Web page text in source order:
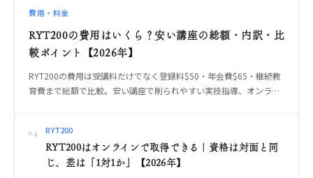
費用・料金
RYT200の費用はいくら？安い講座の総額・内訳・比
較ポイント【2026年】
RYT200の費用は受講料だけでなく登録料$50・年会費$65・継続教
育費まで総額で比較。安い講座で削られやすい実技指導、オンライ
04 RYT200
RYT200はオンラインで取得できる｜資格は対面と同
じ、差は「1対1か」【2026年】